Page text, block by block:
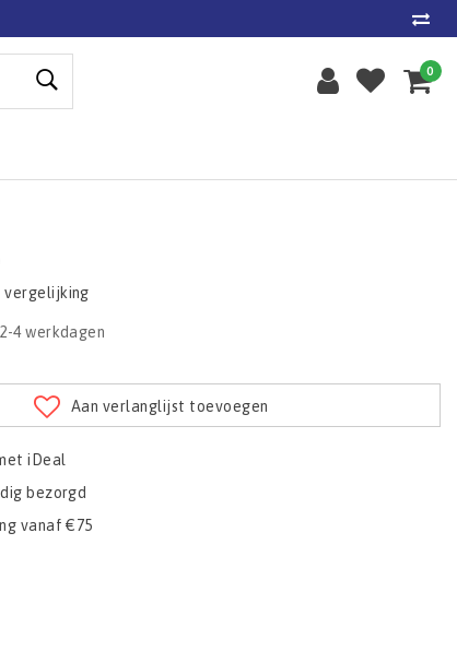
0
vergelijking
2-4 werkdagen
Aan verlanglijst toevoegen
iDeal
bezorgd
vanaf €75